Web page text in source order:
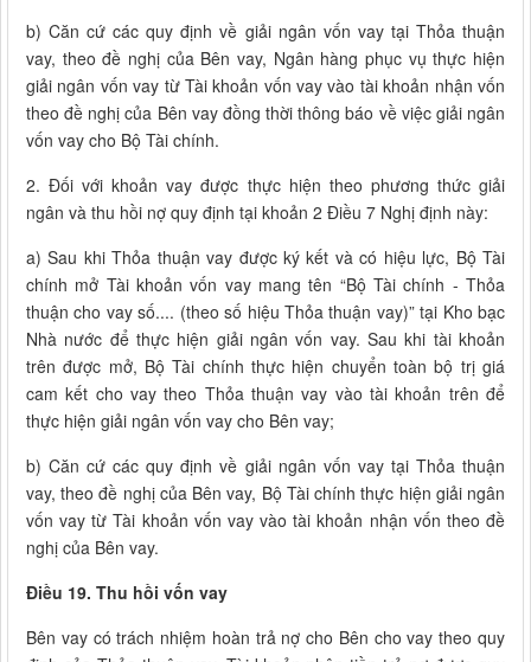
b) Căn cứ các quy định về giải ngân vốn vay tại Thỏa thuận
vay, theo đề nghị của Bên vay, Ngân hàng phục vụ thực hiện
giải ngân vốn vay từ Tài khoản vốn vay vào tài khoản nhận vốn
theo đề nghị của Bên vay đồng thời thông báo về việc giải ngân
vốn vay cho Bộ Tài chính.
2. Đối với khoản vay được thực hiện theo phương thức giải
ngân và thu hồi nợ quy định tại khoản 2 Điều 7 Nghị định này:
a) Sau khi Thỏa thuận vay được ký kết và có hiệu lực, Bộ Tài
chính mở Tài khoản vốn vay mang tên “Bộ Tài chính - Thỏa
thuận cho vay số.... (theo số hiệu Thỏa thuận vay)” tại Kho bạc
Nhà nước để thực hiện giải ngân vốn vay. Sau khi tài khoản
trên được mở, Bộ Tài chính thực hiện chuyển toàn bộ trị giá
cam kết cho vay theo Thỏa thuận vay vào tài khoản trên để
thực hiện giải ngân vốn vay cho Bên vay;
b) Căn cứ các quy định về giải ngân vốn vay tại Thỏa thuận
vay, theo đề nghị của Bên vay, Bộ Tài chính thực hiện giải ngân
vốn vay từ Tài khoản vốn vay vào tài khoản nhận vốn theo đề
nghị của Bên vay.
Điều 19. Thu hồi vốn vay
Bên vay có trách nhiệm hoàn trả nợ cho Bên cho vay theo quy